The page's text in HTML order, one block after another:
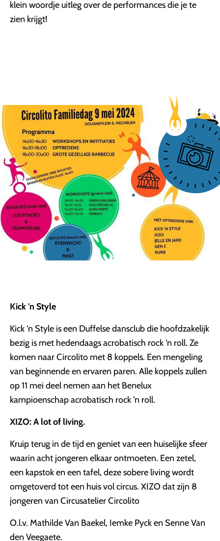
klein woordje uitleg over de performances die je te
zien krijgt!
Kick 'n Style
Kick ‘n Style is een Duffelse dansclub die hoofdzakelijk
bezig is met hedendaags acrobatisch rock ‘n roll. Ze
komen naar Circolito met 8 koppels. Een mengeling
van beginnende en ervaren paren. Alle koppels zullen
op 11 mei deel nemen aan het Benelux
kampioenschap acrobatisch rock ‘n roll.
XIZO: A lot of living.
Kruip terug in de tijd en geniet van een huiselijke sfeer
waarin acht jongeren elkaar ontmoeten. Een zetel,
een kapstok en een tafel, deze sobere living wordt
omgetoverd tot een huis vol circus. XIZO dat zijn 8
jongeren van Circusatelier Circolito
O.l.v. Mathilde Van Baekel, Iemke Pyck en Senne Van
den Veegaete.